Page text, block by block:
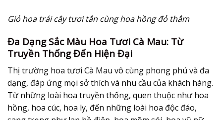
Giỏ hoa trái cây tươi tắn cùng hoa hồng đỏ thắm
Đa Dạng Sắc Màu Hoa Tươi Cà Mau: Từ
Truyền Thống Đến Hiện Đại
Thị trường hoa tươi Cà Mau vô cùng phong phú và đa
dạng, đáp ứng mọi sở thích và nhu cầu của khách hàng.
Từ những loài hoa truyền thống, quen thuộc như hoa
hồng, hoa cúc, hoa ly, đến những loài hoa độc đáo,